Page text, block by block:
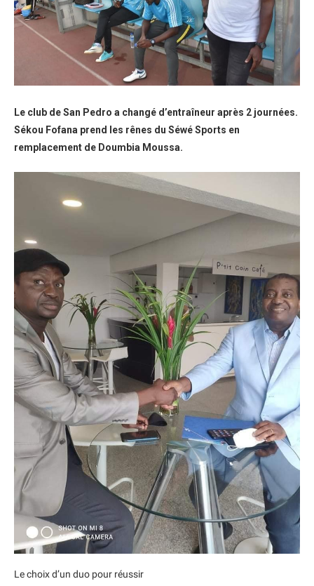
Le club de San Pedro a changé d’entraîneur après 2 journées.
Sékou Fofana prend les rênes du Séwé Sports en
remplacement de Doumbia Moussa.
Le choix d’un duo pour réussir